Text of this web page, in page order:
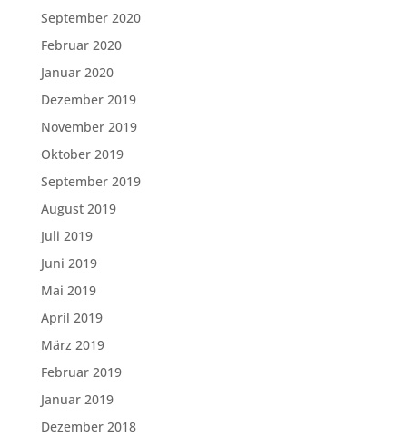
September 2020
Februar 2020
Januar 2020
Dezember 2019
November 2019
Oktober 2019
September 2019
August 2019
Juli 2019
Juni 2019
Mai 2019
April 2019
März 2019
Februar 2019
Januar 2019
Dezember 2018